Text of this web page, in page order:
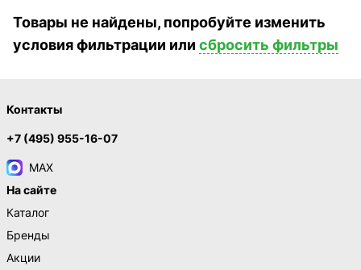
Товары не найдены, попробуйте изменить
условия фильтрации или сбросить фильтры
Контакты
+7 (495) 955-16-07
MAX
На сайте
Каталог
Бренды
Акции